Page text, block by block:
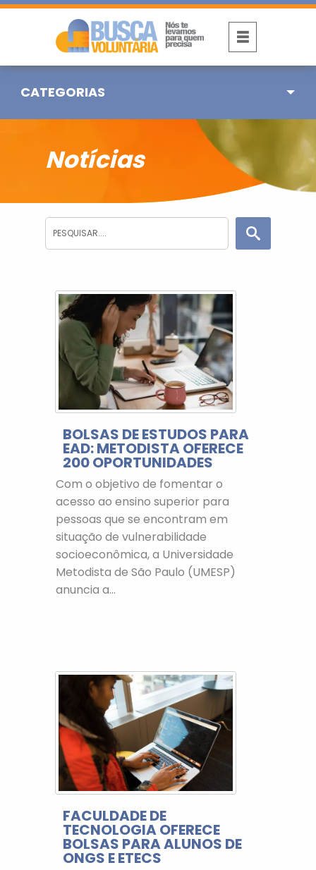
CATEGORIAS
Notícias
BOLSAS DE ESTUDOS PARA
EAD: METODISTA OFERECE
200 OPORTUNIDADES
Com o objetivo de fomentar o
acesso ao ensino superior para
pessoas que se encontram em
situação de vulnerabilidade
socioeconômica, a Universidade
Metodista de São Paulo (UMESP)
anuncia a...
FACULDADE DE
TECNOLOGIA OFERECE
BOLSAS PARA ALUNOS DE
ONGS E ETECS